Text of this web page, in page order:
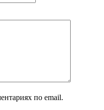
по email.